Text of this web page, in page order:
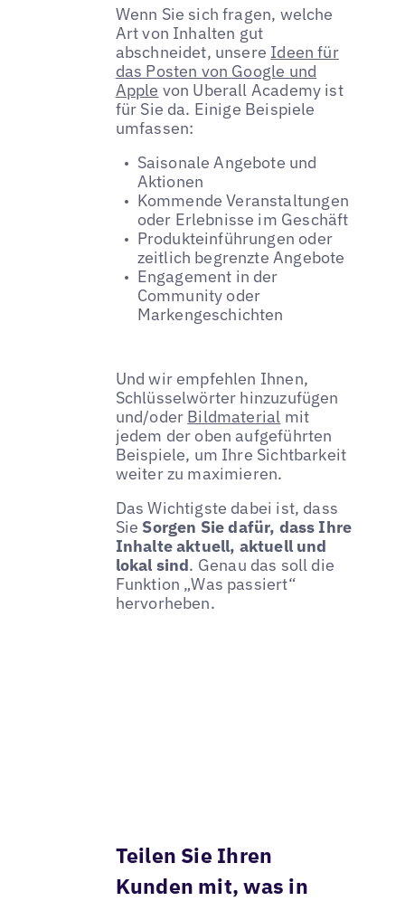
Wenn Sie sich fragen, welche
Art von Inhalten gut
abschneidet, unsere Ideen für
das Posten von Google und
Apple von Uberall Academy ist
für Sie da. Einige Beispiele
umfassen:
Saisonale Angebote und
Aktionen
Kommende Veranstaltungen
oder Erlebnisse im Geschäft
Produkteinführungen oder
zeitlich begrenzte Angebote
Engagement in der
Community oder
Markengeschichten
Und wir empfehlen Ihnen,
Schlüsselwörter hinzuzufügen
und/oder Bildmaterial mit
jedem der oben aufgeführten
Beispiele, um Ihre Sichtbarkeit
weiter zu maximieren.
Das Wichtigste dabei ist, dass
Sie Sorgen Sie dafür, dass Ihre
Inhalte aktuell, aktuell und
lokal sind. Genau das soll die
Funktion „Was passiert“
hervorheben.
Teilen Sie Ihren
Kunden mit, was in